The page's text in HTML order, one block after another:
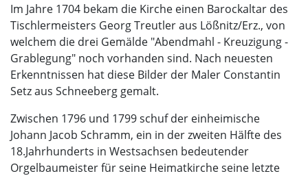
Im Jahre 1704 bekam die Kirche einen Barockaltar des
Tischlermeisters Georg Treutler aus Lößnitz/Erz., von
welchem die drei Gemälde "Abendmahl - Kreuzigung -
Grablegung" noch vorhanden sind. Nach neuesten
Erkenntnissen hat diese Bilder der Maler Constantin
Setz aus Schneeberg gemalt.
Zwischen 1796 und 1799 schuf der einheimische
Johann Jacob Schramm, ein in der zweiten Hälfte des
18.Jahrhunderts in Westsachsen bedeutender
Orgelbaumeister für seine Heimatkirche seine letzte